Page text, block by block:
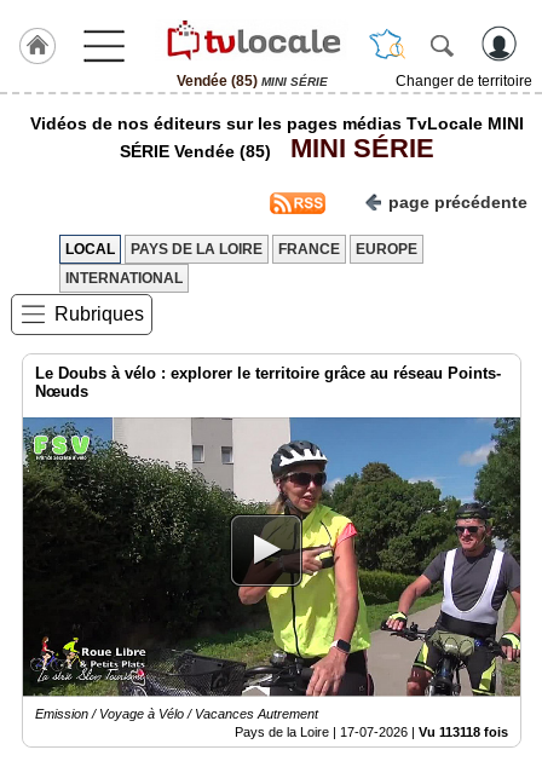
Vendée (85) MINI SÉRIE
Changer de territoire
J'adhère
TvLocale
France
Accueil
RUBRIQUES
Agenda
Gazette
groupe
Blogs
Inscription
Vidéos de nos éditeurs sur les pages médias TvLocale MINI
SÉRIE Vendée (85)
MINI SÉRIE
page précédente
LOCAL PAYS DE LA LOIRE FRANCE
EUROPE
INTERNATIONAL
Rubriques
Le Doubs à vélo : explorer le territoire grâce au réseau Points-
Nœuds
Emission / Voyage à Vélo / Vacances Autrement
Pays de la Loire | 17-07-2026 Vu 113118 fois